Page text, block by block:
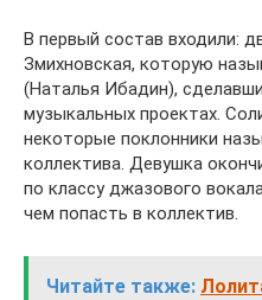
В первый состав входили:
Змихновская, которую
(Наталья Ибадин),
музыкальных проектах.
некоторые поклонники
коллектива. Девушка
по классу джазового
чем попасть в коллектив.
Читайте также: